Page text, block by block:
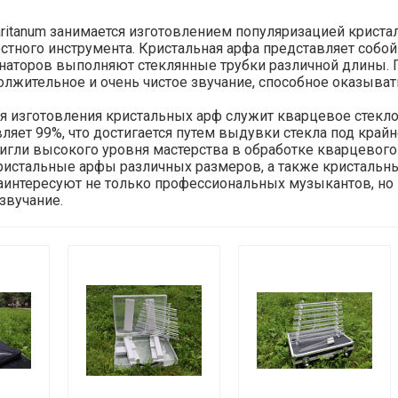
занимается изготовлением популяризацией
инструмента. Кристальная арфа представляет
выполняют стеклянные трубки различной длины.
и очень чистое звучание, способное
изготовления кристальных арф служит кварцевое
99%, что достигается путем выдувки стекла под
высокого уровня мастерства в обработке
арфы различных размеров, а также
не только профессиональных музыкантов,